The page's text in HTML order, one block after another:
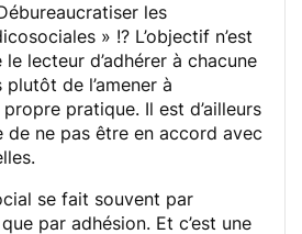
les
» !? L’objectif n’est
lecteur d’adhérer à chacune
de l’amener à
pratique. Il est d’ailleurs
ne pas être en accord avec
se fait souvent par
par adhésion. Et c’est une